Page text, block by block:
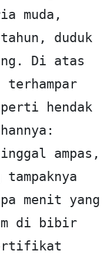
muda,
duduk
Di atas
terhampar
hendak
ampas,
menit yang
di bibir